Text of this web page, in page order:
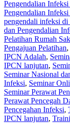
Pengendalian
Pengendalian Infeksi
pengendali infeksi di
dan Pengendalian
Pelatihan Rumah
Pengajuan Pelatihan,
IPCN Adalah,
IPCN lanjutan,
Seminar Nasional
Infeksi, Seminar
Seminar Perawat
Perawat Pencegah
Pencegahan Infeksi,
IPCN lanjutan,